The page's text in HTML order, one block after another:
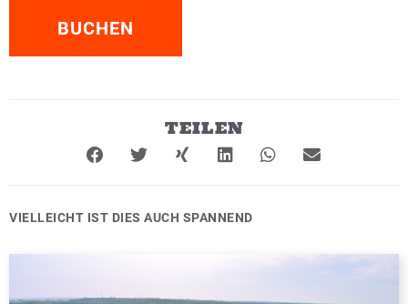
BUCHEN
TEILEN
VIELLEICHT IST DIES AUCH SPANNEND